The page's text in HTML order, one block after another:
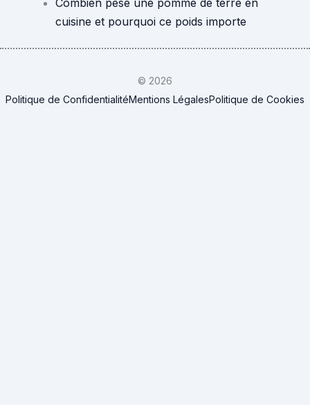
Combien pèse une pomme de terre en
cuisine et pourquoi ce poids importe
© 2026
Politique de ConfidentialitéMentions LégalesPolitique de Cookies